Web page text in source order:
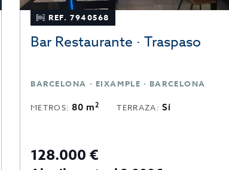
REF. 7940568
Bar Restaurante · Traspaso
BARCELONA · EIXAMPLE · BARCELONA
METROS:80 m2 TERRAZA:Sí
128.000 €